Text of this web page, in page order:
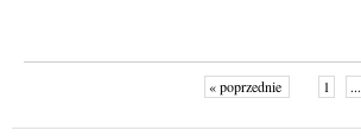
« poprzednie 1 ...